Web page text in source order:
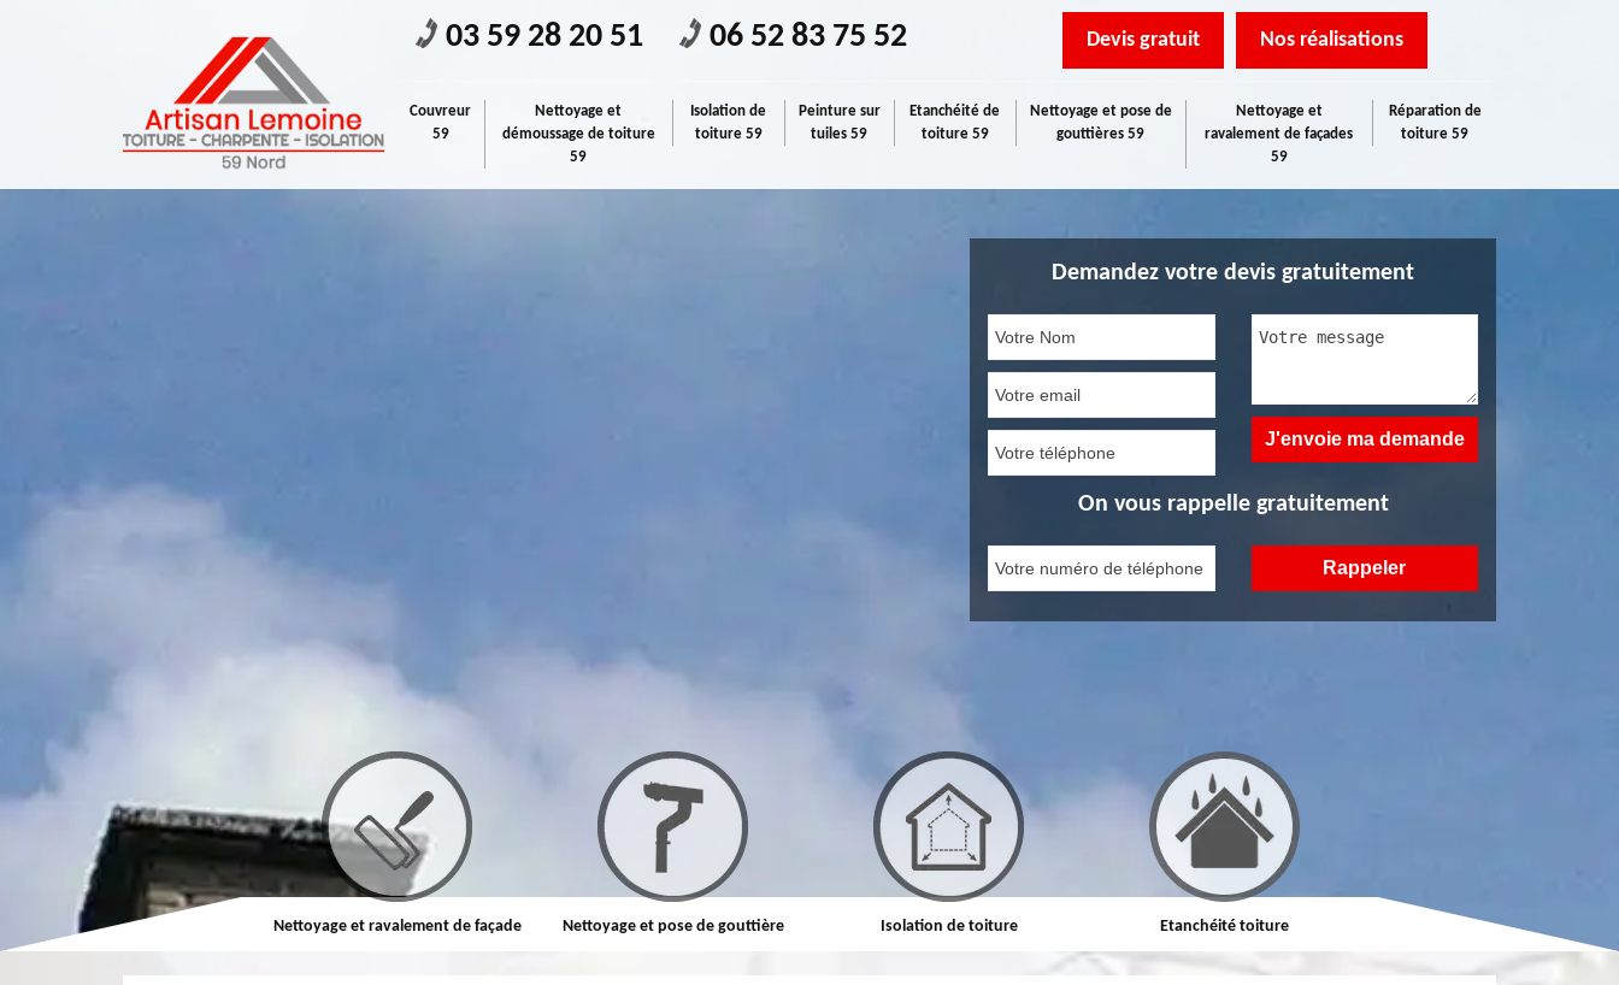
03 59 28 20 51 06 52 83 75 52 Devis gratuit Nos réalisations
Couvreur
59
Nettoyage et
démoussage de toiture
59
Isolation de
toiture 59
Peinture sur
tuiles 59
Etanchéité de
toiture 59
Nettoyage et pose de
gouttières 59
Nettoyage et
ravalement de façades
59
Réparation de
toiture 59
Demandez votre devis gratuitement
On vous rappelle gratuitement
Couvreur Nettoyage et ravalement de façade Nettoyage et pose de gouttière Isolation de toiture Etanchéité toiture Réparation de toiture